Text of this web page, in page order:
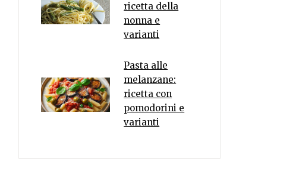
ricetta della
nonna e
varianti
Pasta alle
melanzane:
ricetta con
pomodorini e
varianti